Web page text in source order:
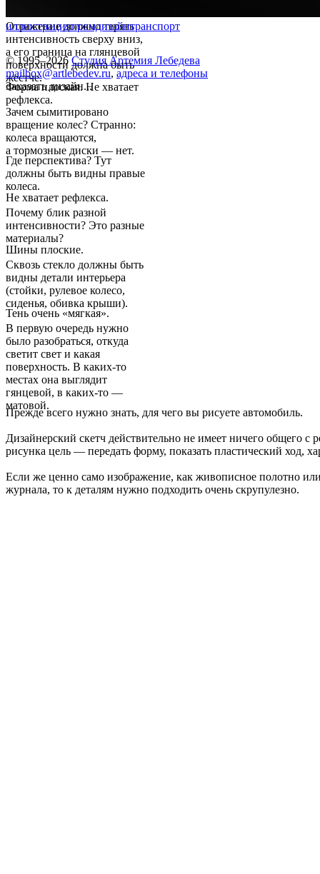
Отражение должно терять
интенсивность сверху вниз,
а его граница на глянцевой
поверхности должна быть
жестче.
Форма плоская. Не хватает
рефлекса.
Зачем сымитировано
вращение колес? Странно:
колеса вращаются,
а тормозные диски — нет.
Где перспектива? Тут
должны быть видны правые
колеса.
Не хватает рефлекса.
Почему блик разной
интенсивности? Это разные
материалы?
Шины плоские.
Сквозь стекло должны быть
видны детали интерьера
(стойки, рулевое колесо,
сиденья, обивка крыши).
Тень очень «мягкая».
В первую очередь нужно
было разобраться, откуда
светит свет и какая
поверхность. В каких-то
местах она выглядит
гянцевой, в каких-то —
матовой.
Прежде всего нужно знать, для чего вы рисуете автомобиль.
Дизайнерский скетч действительно не имеет ничего общего с
рисунка цель — передать форму, показать пластический ход,
Если же ценно само изображение, как живописное полотно
журнала, то к деталям нужно подходить очень скрупулезно.
иллюстрацияпромдизайнтранспорт
© 1995–2026 Студия Артемия Лебедева
mailbox@artlebedev.ru, адреса и телефоны
Заказать дизайн...